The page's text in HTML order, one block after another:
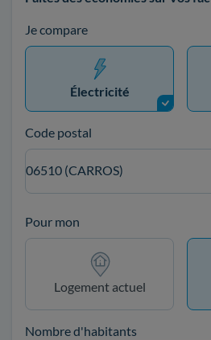
Je compare
Électricité
Code postal
06510 (CARROS)
Pour mon
Logement actuel
Nombre d'habitants